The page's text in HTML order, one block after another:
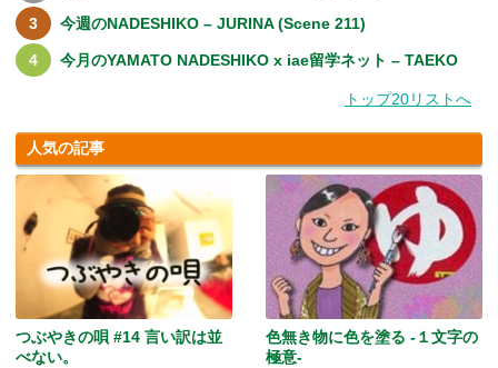
今週のNADESHIKO – JURINA (Scene 211)
今月のYAMATO NADESHIKO x iae留学ネット – TAEKO
トップ20リストへ
人気の記事
つぶやきの唄 #14 言い訳は並
べない。
色無き物に色を塗る -１文字の
極意-